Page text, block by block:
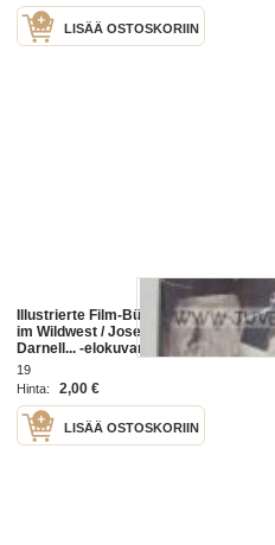
LISÄÄ OSTOSKORIIN
Illustrierte Film-Bühne / Vorposten
im Wildwest / Joseph Cotten, Linda
Darnell... -elokuvan saksalainen
esittelylehti
19
Hinta:
2,00 €
LISÄÄ OSTOSKORIIN